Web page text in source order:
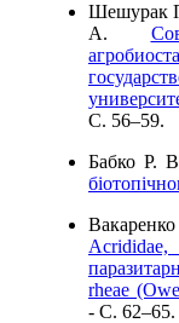
Шешурак
А.
C. 56–59.
Бабко Р.
rheae
- C. 62–65.